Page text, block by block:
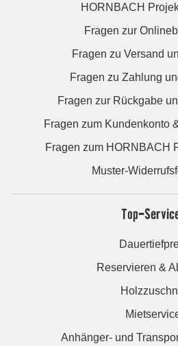
HORNBACH
Fragen zur
Fragen zu Versand
Fragen zu Zahlung
Fragen zur Rückgabe
Fragen zum Kundenkonto
Fragen zum HORNBACH
Muster-
Top-
Reservieren &
Anhänger- und